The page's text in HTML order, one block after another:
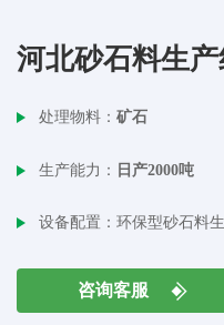
河北砂石料生
处理物料： 矿石
生产能力： 日产2000吨
设备配置： 环保型砂石料
咨询客服